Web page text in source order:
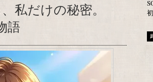
私だけの秘密。
語